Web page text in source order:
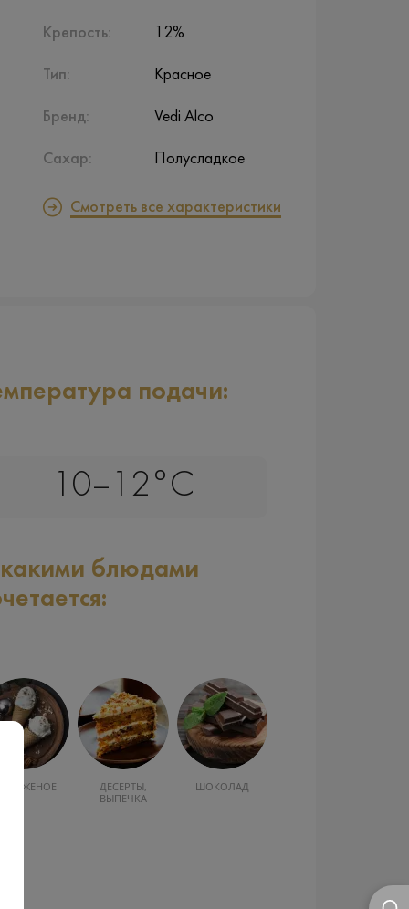
Крепость:
Тип:
Бренд:
Сахар:
12%
Красное
Vedi Alco
Полусладкое
Смотреть все характеристики
подачи:
10–12°C
блюдами
ДЕСЕРТЫ,
ВЫПЕЧКА
ШОКОЛАД